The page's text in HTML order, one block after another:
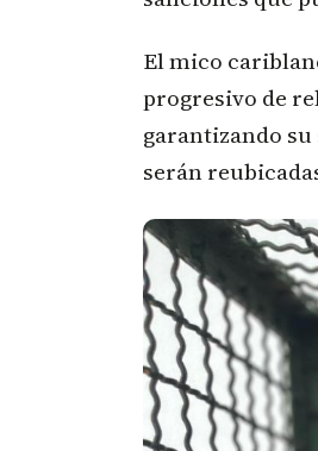
El mico
progresivo de
garantizando
serán